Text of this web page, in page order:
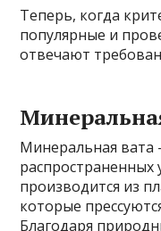
Теперь, когда
популярные и
отвечают
Минеральная
распространенных
производится из
которые
Благодаря